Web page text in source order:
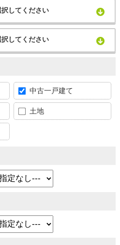
してください
してください
中古一戸建て
土地